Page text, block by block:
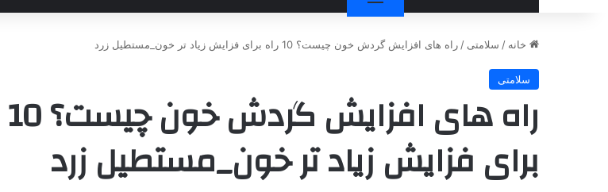
خانه / سلامتی / راه های افزایش گردش خون چیست؟ 10 راه برای فزایش زیاد تر خون_مستطیل زرد
سلامتی
برای فزایش زیاد تر خون_مستطیل زرد